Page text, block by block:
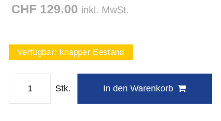
CHF 129.00 inkl. MwSt.
Verfügbar: knapper Bestand
Stk. In den Warenkorb